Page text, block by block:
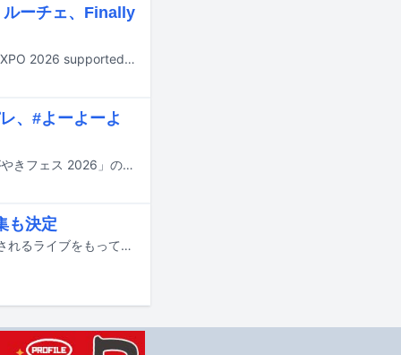
ーチェ、Finally
8月29、30日に神奈川・横浜アリーナで行われる大型アイドルフェス「@JAM EXPO 2026 supported by UP-T」の出演アーティスト第3弾が発表された。
、#よーよーよ
10月3、4日に石川・金沢歌劇座など全8会場で開催されるアイドルフェス「かがやきフェス 2026」の出演アーティスト第2弾が発表された。
も決定
クマリデパートの小田アヤネが、11月27日に東京・白金高輪 SELENE b2で開催されるライブをもってグループを卒業することが発表された。